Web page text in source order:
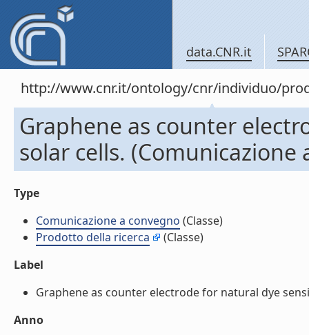
data.CNR.it
http://www.cnr.it/ontology/cnr/individuo/
Graphene as counter
solar cells. (Comunicazione
Type
Comunicazione a convegno (Classe)
Prodotto della ricerca
(Classe)
Label
Graphene as counter electrode for natural dye
Anno